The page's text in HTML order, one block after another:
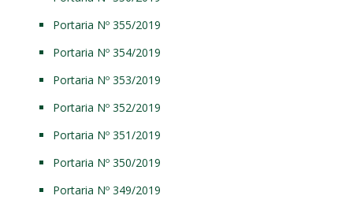
Portaria Nº 355/2019
Portaria Nº 354/2019
Portaria Nº 353/2019
Portaria Nº 352/2019
Portaria Nº 351/2019
Portaria Nº 350/2019
Portaria Nº 349/2019